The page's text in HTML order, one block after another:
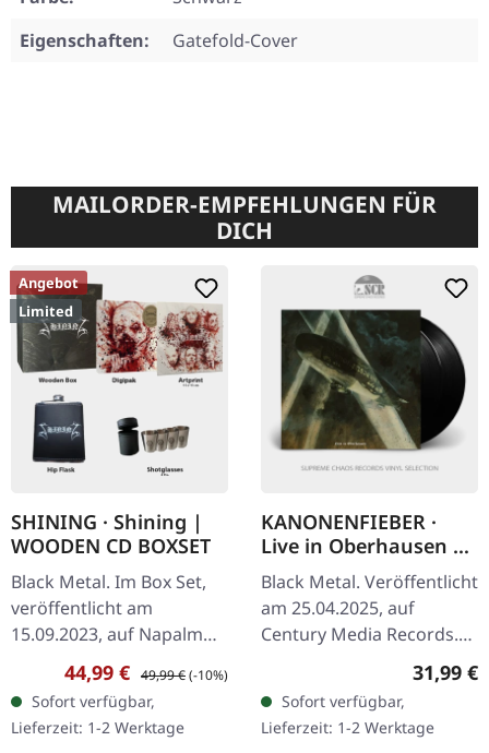
Eigenschaften:
Gatefold-Cover
MAILORDER-EMPFEHLUNGEN FÜR
DICH
Angebot
Limited
SHINING · Shining |
WOODEN CD BOXSET
Black Metal. Im Box Set,
veröffentlicht am
15.09.2023, auf Napalm
Records. Die streng auf
800 Stück limitierte
Deluxe Holzbox enthält
das Album als…
Verkaufspreis:
44,99 € Regulärer Preis:
49,99 €(-10%)
Sofort verfügbar,
Lieferzeit: 1-2 Werktage
KANONENFIEBER ·
Live in Oberhausen |
BLACK 2LP
Black Metal. Veröffentlicht
am 25.04.2025, auf
Century Media Records.
Schwarzes Doppel-Vinyl,
komplette Live-Aufnahme.
Spielzeit 72 Minuten. "Live
in…
31,99 €
Sofort verfügbar,
Lieferzeit: 1-2 Werktage